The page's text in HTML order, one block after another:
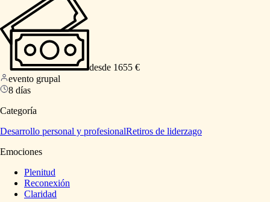
desde 1655 €
evento grupal
8 días
Categoría
Desarrollo personal y profesionalRetiros de liderzago
Emociones
Plenitud
Reconexión
Claridad